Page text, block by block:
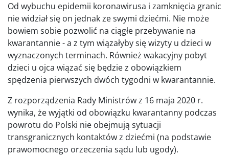
Od wybuchu epidemii koronawirusa i zamknięcia granic
nie widział się on jednak ze swymi dziećmi. Nie może
bowiem sobie pozwolić na ciągłe przebywanie na
kwarantannie - a z tym wiązałyby się wizyty u dzieci w
wyznaczonych terminach. Również wakacyjny pobyt
dzieci u ojca wiązać się będzie z obowiązkiem
spędzenia pierwszych dwóch tygodni w kwarantannie.
Z rozporządzenia Rady Ministrów z 16 maja 2020 r.
wynika, że wyjątki od obowiązku kwarantanny podczas
powrotu do Polski nie obejmują sytuacji
transgranicznych kontaktów z dziećmi (na podstawie
prawomocnego orzeczenia sądu lub ugody).